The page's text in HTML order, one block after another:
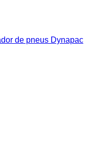
de pneus Dynapac